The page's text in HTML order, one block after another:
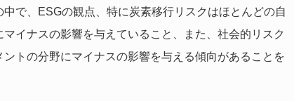
で、ESGの観点、特に炭素移行リスクはほとんどの自
イナスの影響を与えていること、また、社会的リスク
トの分野にマイナスの影響を与える傾向があることを